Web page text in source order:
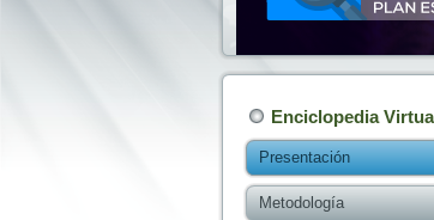
Enciclopedia
Presentación
Metodología